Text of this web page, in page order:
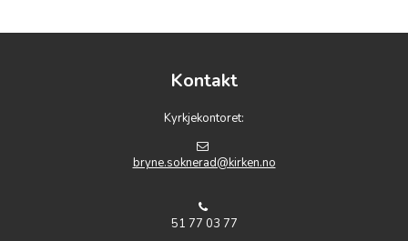
Kontakt
Kyrkjekontoret:
bryne.soknerad@kirken.no
51 77 03 77